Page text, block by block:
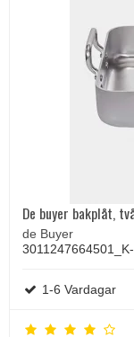
De buyer bakplåt,
de Buyer
1-6 Vardagar